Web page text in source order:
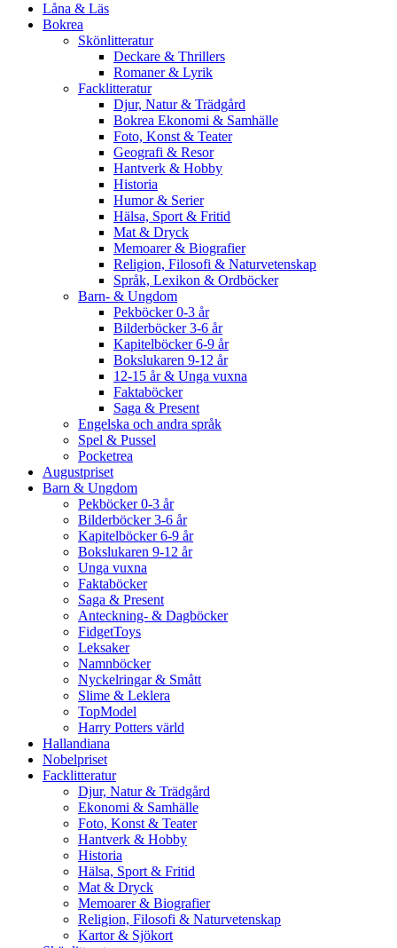
Låna & Läs
Bokrea
Skönlitteratur
Deckare & Thrillers
Romaner & Lyrik
Facklitteratur
Djur, Natur & Trädgård
Bokrea Ekonomi & Samhälle
Foto, Konst & Teater
Geografi & Resor
Hantverk & Hobby
Historia
Humor & Serier
Hälsa, Sport & Fritid
Mat & Dryck
Memoarer & Biografier
Religion, Filosofi & Naturvetenskap
Språk, Lexikon & Ordböcker
Barn- & Ungdom
Pekböcker 0-3 år
Bilderböcker 3-6 år
Kapitelböcker 6-9 år
Bokslukaren 9-12 år
12-15 år & Unga vuxna
Faktaböcker
Saga & Present
Engelska och andra språk
Spel & Pussel
Pocketrea
Augustpriset
Barn & Ungdom
Pekböcker 0-3 år
Bilderböcker 3-6 år
Kapitelböcker 6-9 år
Bokslukaren 9-12 år
Unga vuxna
Faktaböcker
Saga & Present
Anteckning- & Dagböcker
FidgetToys
Leksaker
Namnböcker
Nyckelringar & Smått
Slime & Leklera
TopModel
Harry Potters värld
Hallandiana
Nobelpriset
Facklitteratur
Djur, Natur & Trädgård
Ekonomi & Samhälle
Foto, Konst & Teater
Hantverk & Hobby
Historia
Hälsa, Sport & Fritid
Mat & Dryck
Memoarer & Biografier
Religion, Filosofi & Naturvetenskap
Kartor & Sjökort